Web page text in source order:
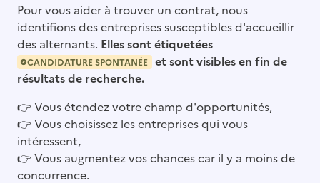
Pour vous aider à trouver un contrat, nous
identifions des entreprises susceptibles d'accueillir
des alternants. Elles sont étiquetées
CANDIDATURE SPONTANÉE
et sont visibles en fin de
résultats de recherche.
👉 Vous étendez votre champ d'opportunités,
👉 Vous choisissez les entreprises qui vous
intéressent,
👉 Vous augmentez vos chances car il y a moins de
concurrence.